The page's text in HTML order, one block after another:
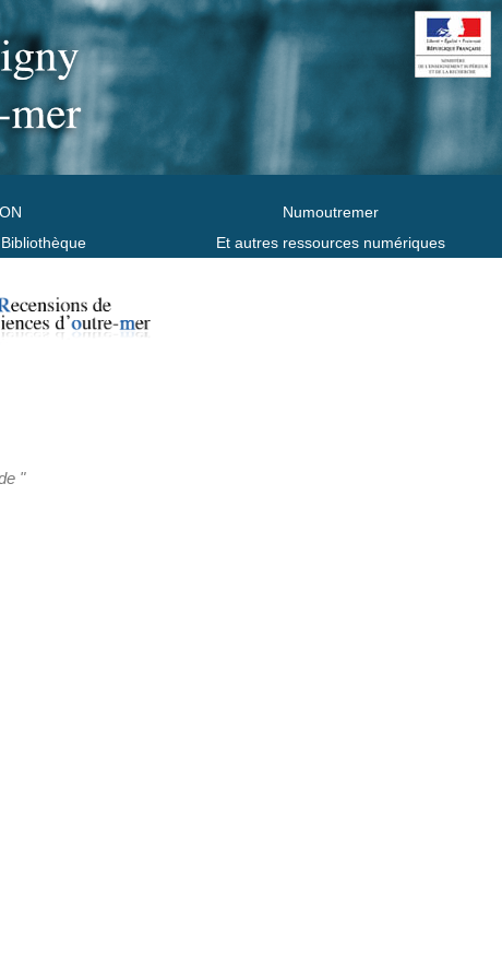
Numoutremer
Et autres ressources numériques
"